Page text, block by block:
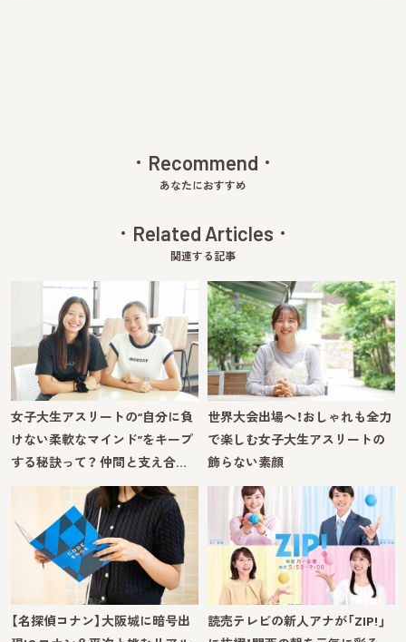
Recommend
あなたにおすすめ
Related Articles
関連する記事
女子大生アスリートの“自分に負
けない柔軟なマインド”をキープ
する秘訣って？ 仲間と支え合…
世界大会出場へ！おしゃれも全力
で楽しむ女子大生アスリートの
飾らない素顔
【名探偵コナン】大阪城に暗号出
読売テレビの新人アナが「ZIP!」